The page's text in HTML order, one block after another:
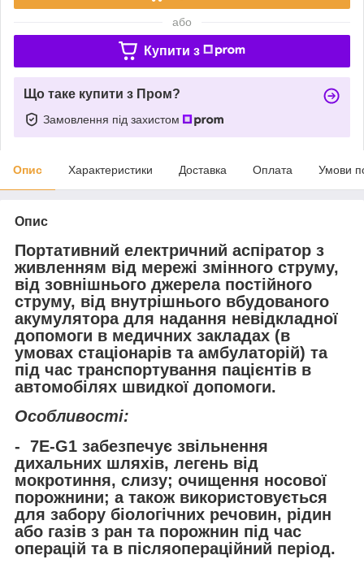
або
Купити з
Що таке купити з Пром?
Замовлення під захистом
Опис Характеристики Доставка Оплата Умови
Опис
Портативний електричний аспіратор з
живленням від мережі змінного струму,
від зовнішнього джерела постійного
струму, від внутрішнього вбудованого
акумулятора для надання невідкладної
допомоги в медичних закладах (в
умовах стаціонарів та амбулаторій) та
під час транспортування пацієнтів в
автомобілях швидкої допомоги.
Особливості:
- 7Е-G1 забезпечує звільнення
дихальних шляхів, легень від
мокротиння, слизу; очищення носової
порожнини; а також використовується
для забору біологічних речовин, рідин
або газів з ран та порожнин під час
операцій та в післяопераційний період.